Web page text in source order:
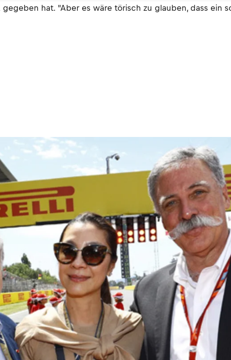
hat. "Aber es wäre törisch zu glauben, dass ein